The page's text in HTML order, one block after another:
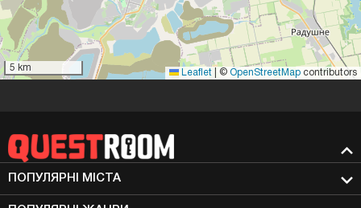
5 km
Leaflet © OpenStreetMap contributors
ПОПУЛЯРНІ МIСТА